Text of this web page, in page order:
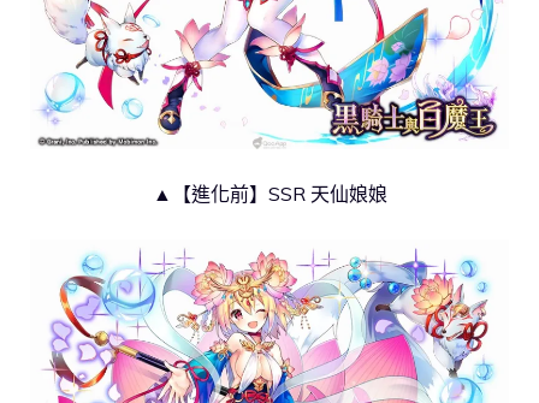
▲【進化前】SSR 天仙娘娘